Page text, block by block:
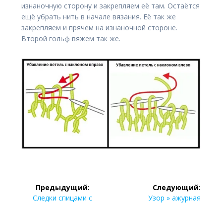
изнаночную сторону и закрепляем её там. Остаётся
ещё убрать нить в начале вязания. Её так же
закрепляем и прячем на изнаночной стороне.
Второй гольф вяжем так же.
Навигация
Предыдущий:
Предыдущая
Следки спицами с
Следующий:
Следующая
Узор » ажурная